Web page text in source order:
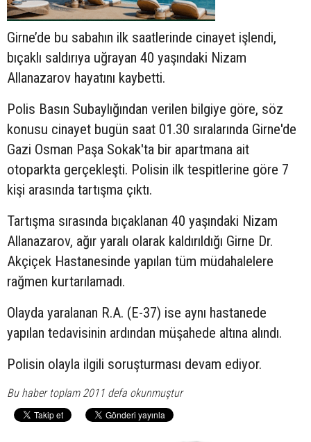
Girne’de bu sabahın ilk saatlerinde cinayet işlendi,
bıçaklı saldırıya uğrayan 40 yaşındaki Nizam
Allanazarov hayatını kaybetti.
Polis Basın Subaylığından verilen bilgiye göre, söz
konusu cinayet bugün saat 01.30 sıralarında Girne'de
Gazi Osman Paşa Sokak'ta bir apartmana ait
otoparkta gerçekleşti. Polisin ilk tespitlerine göre 7
kişi arasında tartışma çıktı.
Tartışma sırasında bıçaklanan 40 yaşındaki Nizam
Allanazarov, ağır yaralı olarak kaldırıldığı Girne Dr.
Akçiçek Hastanesinde yapılan tüm müdahalelere
rağmen kurtarılamadı.
Olayda yaralanan R.A. (E-37) ise aynı hastanede
yapılan tedavisinin ardından müşahede altına alındı.
Polisin olayla ilgili soruşturması devam ediyor.
Bu haber toplam 2011 defa okunmuştur